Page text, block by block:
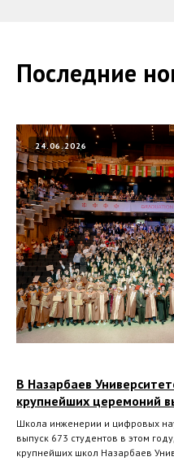
Последние
24.06.2026
В Назарбаев
крупнейших церемоний
Школа инженерии и цифровых
выпуск 673 студентов в этом
крупнейших школ Назарбаев